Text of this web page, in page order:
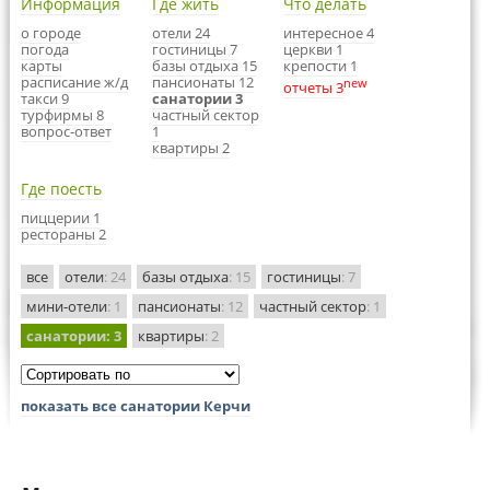
о городе
погода
карты
расписание ж/д
такси 9
турфирмы 8
вопрос-ответ
отели 24
гостиницы 7
базы отдыха 15
пансионаты 12
санатории 3
частный сектор
1
квартиры 2
интересное 4
церкви 1
крепости 1
отчеты 3new
Где поесть
пиццерии 1
рестораны 2
все отели: 24 базы отдыха: 15 гостиницы: 7
мини-отели: 1 пансионаты: 12 частный сектор: 1
санатории: 3 квартиры: 2
показать все санатории Керчи